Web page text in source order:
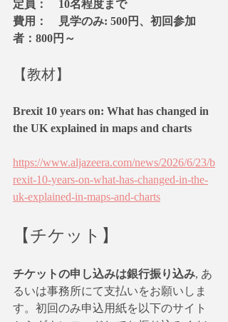
定員：　10名程度まで
費用：　見学のみ: 500円、初回参加
者：800円～
【教材】
Brexit 10 years on: What has changed in
the UK explained in maps and charts
https://www.aljazeera.com/news/2026/6/23/b
rexit-10-years-on-what-has-changed-in-the-
uk-explained-in-maps-and-charts
【チケット】
チケットの申し込みは銀行振り込み, あ
るいは事務所にて支払いをお願いしま
す。初回のみ申込用紙を以下のサイト